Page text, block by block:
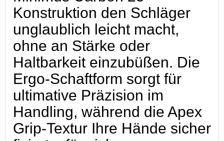
Konstruktion den Schläger
unglaublich leicht macht,
ohne an Stärke oder
Haltbarkeit einzubüßen. Die
Ergo-Schaftform sorgt für
ultimative Präzision im
Handling, während die Apex
Grip-Textur Ihre Hände sicher